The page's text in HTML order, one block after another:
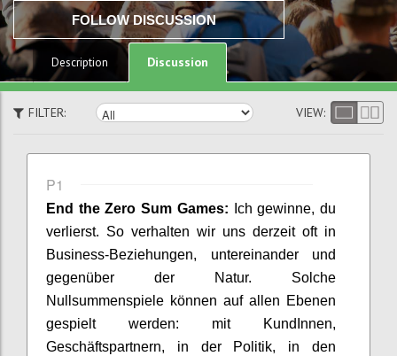
FOLLOW DISCUSSION
Description Discussion
FILTER: VIEW:
P1
End the ZeroSum Games:
Ich gewinne, du
verlierst. So verhalten wir uns derzeit oft in
Business-Beziehungen, untereinanderund
gegenüber der
Natur.
Solche
Nullsummenspiele können auf allen Ebenen
gespielt werden: mit
Kund Innen,
Geschäftspartnern, in der Politik, in den